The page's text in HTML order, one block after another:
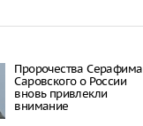
Пророчества Серафима
Саровского о России
вновь привлекли
внимание